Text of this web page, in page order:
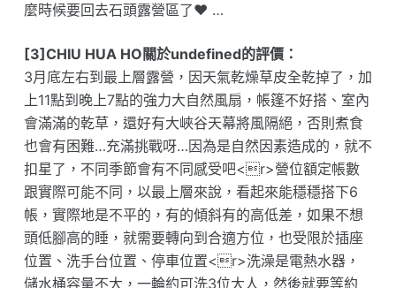
麼時候要回去石頭露營區了❤️ …
[3]CHIU HUA HO關於undefined的評價：
3月底左右到最上層露營，因天氣乾燥草皮全乾掉了，加
上11點到晚上7點的強力大自然風扇，帳篷不好搭、室內
會滿滿的乾草，還好有大峽谷天幕將風隔絕，否則煮食
也會有困難…充滿挑戰呀…因為是自然因素造成的，就不
扣星了，不同季節會有不同感受吧<r>營位額定帳數
跟實際可能不同，以最上層來說，看起來能穩穩搭下6
帳，實際地是不平的，有的傾斜有的高低差，如果不想
頭低腳高的睡，就需要轉向到合適方位，也受限於插座
位置、洗手台位置、停車位置<r>洗澡是電熱水器，
儲水桶容量不大，一輪約可洗3位大人，然後就要等約